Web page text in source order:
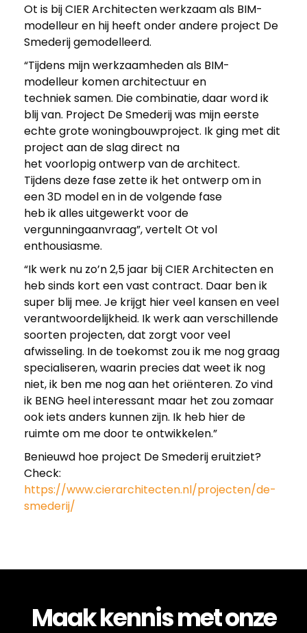
E
v
e
n
v
o
o
r
s
t
e
l
l
e
d
Ot is bij CIER Architecten werkzaam als BIM-
modelleur en hij heeft onder andere project De
Smederij gemodelleerd.
“Tijdens mijn werkzaamheden als BIM-
modelleur komen architectuur en
techniek samen. Die combinatie, daar word ik
blij van. Project De Smederij was mijn eerste
echte grote woningbouwproject. Ik ging met dit
project aan de slag direct na
het voorlopig ontwerp van de architect.
Tijdens deze fase zette ik het ontwerp om in
een 3D model en in de volgende fase
heb ik alles uitgewerkt voor de
vergunningaanvraag”, vertelt Ot vol
enthousiasme.
“Ik werk nu zo’n 2,5 jaar bij CIER Architecten en
heb sinds kort een vast contract. Daar ben ik
super blij mee. Je krijgt hier veel kansen en veel
verantwoordelijkheid. Ik werk aan verschillende
soorten projecten, dat zorgt voor veel
afwisseling. In de toekomst zou ik me nog graag
specialiseren, waarin precies dat weet ik nog
niet, ik ben me nog aan het oriënteren. Zo vind
ik BENG heel interessant maar het zou zomaar
ook iets anders kunnen zijn. Ik heb hier de
ruimte om me door te ontwikkelen.”
Benieuwd hoe project De Smederij eruitziet?
Check:
https://www.cierarchitecten.nl/projecten/de-
smederij/
Maak kennis met onze